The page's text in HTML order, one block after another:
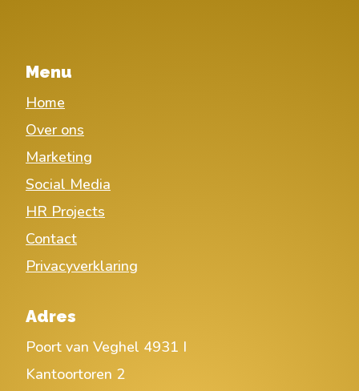
Menu
Home
Over ons
Marketing
Social Media
HR Projects
Contact
Privacyverklaring
Adres
Poort van Veghel 4931 I
Kantoortoren 2